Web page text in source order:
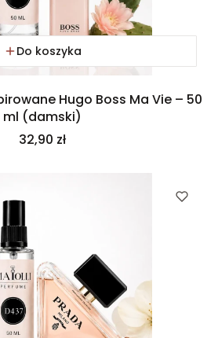
Do koszyka
Hugo Boss Ma Vie – 50
ml (damski)
Cena
32,90 zł